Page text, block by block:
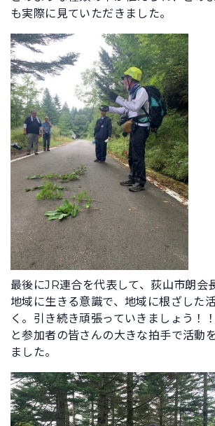
も実際に見ていただきました。
最後にJR連合を代表して、荻山市朗会
地域に生きる意識で、地域に根ざした
く。引き続き頑張っていきましょう！
と参加者の皆さんの大きな拍手で活動
ました。